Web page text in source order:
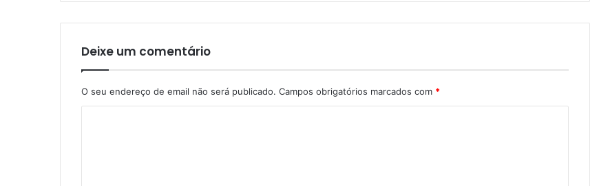
Deixe um comentário
O seu endereço de email não será publicado. Campos obrigatórios marcados com *